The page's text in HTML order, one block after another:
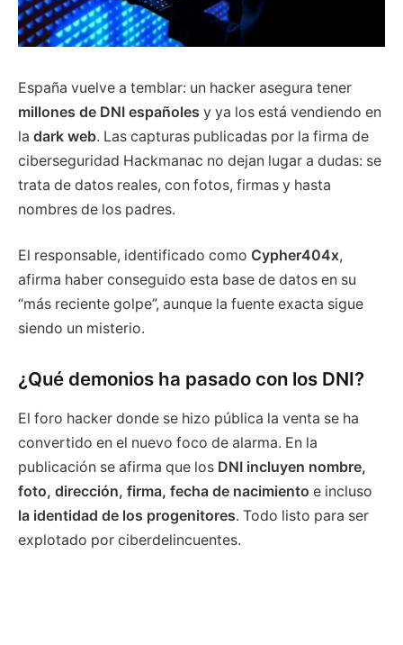
España vuelve a temblar: un hacker asegura tener
millones de DNI españoles y ya los está vendiendo en
la dark web. Las capturas publicadas por la firma de
ciberseguridad Hackmanac no dejan lugar a dudas: se
trata de datos reales, con fotos, firmas y hasta
nombres de los padres.
El responsable, identificado como Cypher404x,
afirma haber conseguido esta base de datos en su
“más reciente golpe”, aunque la fuente exacta sigue
siendo un misterio.
¿Qué demonios ha pasado con los DNI?
El foro hacker donde se hizo pública la venta se ha
convertido en el nuevo foco de alarma. En la
publicación se afirma que los DNI incluyen nombre,
foto, dirección, firma, fecha de nacimiento e incluso
la identidad de los progenitores. Todo listo para ser
explotado por ciberdelincuentes.